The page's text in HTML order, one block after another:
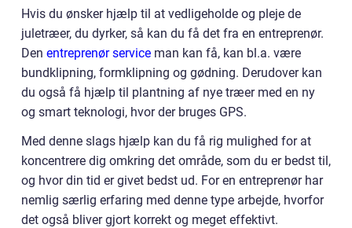
Hvis du ønsker hjælp til at vedligeholde og pleje de
juletræer, du dyrker, så kan du få det fra en entreprenør.
Den entreprenør service man kan få, kan bl.a. være
bundklipning, formklipning og gødning. Derudover kan
du også få hjælp til plantning af nye træer med en ny
og smart teknologi, hvor der bruges GPS.
Med denne slags hjælp kan du få rig mulighed for at
koncentrere dig omkring det område, som du er bedst til,
og hvor din tid er givet bedst ud. For en entreprenør har
nemlig særlig erfaring med denne type arbejde, hvorfor
det også bliver gjort korrekt og meget effektivt.